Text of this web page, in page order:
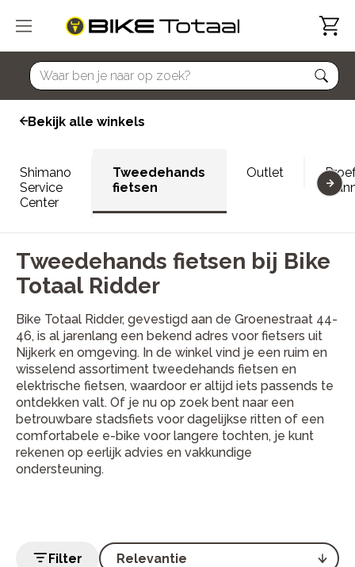
home
Bekijk alle winkels
Shimano
Service
Center
Tweedehands
fietsen
Outlet
Tweedehands fietsen bij Bike
Totaal Ridder
Bike Totaal Ridder, gevestigd aan de Groenestraat 44-
46, is al jarenlang een bekend adres voor fietsers uit
Nijkerk en omgeving. In de winkel vind je een ruim en
wisselend assortiment tweedehands fietsen en
elektrische fietsen, waardoor er altijd iets passends te
ontdekken valt. Of je nu op zoek bent naar een
betrouwbare stadsfiets voor dagelijkse ritten of een
comfortabele e-bike voor langere tochten, je kunt
rekenen op eerlijk advies en vakkundige
ondersteuning.
Filter